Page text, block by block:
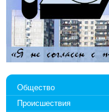
Общество
Происшествия